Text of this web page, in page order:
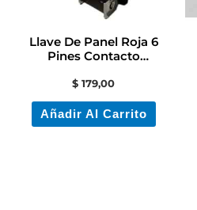
Llave De Panel Roja 6
Pines Contacto
$ 179,00
Añadir Al Carrito